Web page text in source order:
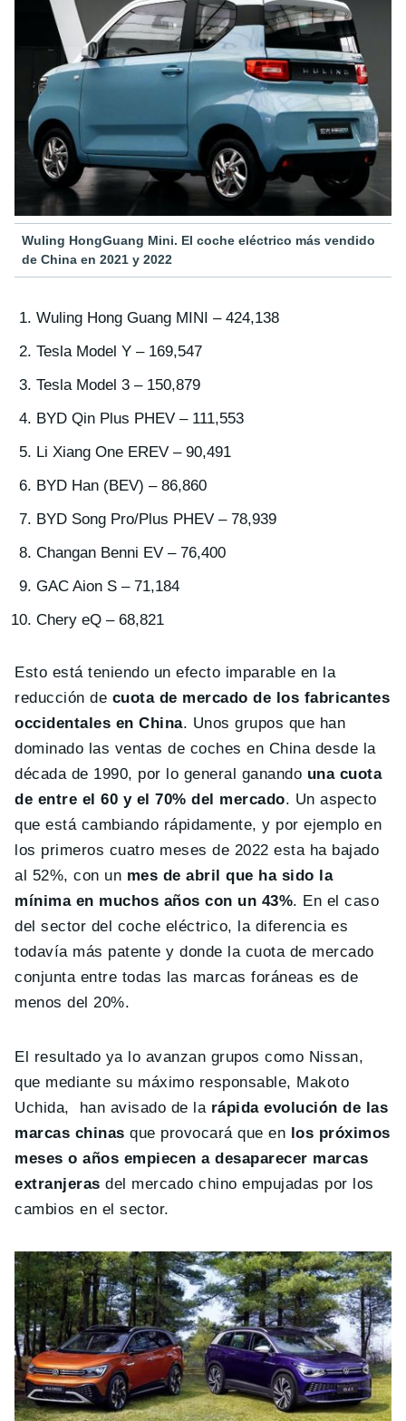
Wuling HongGuang Mini. El coche eléctrico más vendido
de China en 2021 y 2022
Wuling Hong Guang MINI – 424,138
Tesla Model Y – 169,547
Tesla Model 3 – 150,879
BYD Qin Plus PHEV – 111,553
Li Xiang One EREV – 90,491
BYD Han (BEV) – 86,860
BYD Song Pro/Plus PHEV – 78,939
Changan Benni EV – 76,400
GAC Aion S – 71,184
Chery eQ – 68,821
Esto está teniendo un efecto imparable en la
reducción de cuota de mercado de los fabricantes
occidentales en China. Unos grupos que han
dominado las ventas de coches en China desde la
década de 1990, por lo general ganando una cuota
de entre el 60 y el 70% del mercado. Un aspecto
que está cambiando rápidamente, y por ejemplo en
los primeros cuatro meses de 2022 esta ha bajado
al 52%, con un mes de abril que ha sido la
mínima en muchos años con un 43%. En el caso
del sector del coche eléctrico, la diferencia es
todavía más patente y donde la cuota de mercado
conjunta entre todas las marcas foráneas es de
menos del 20%.
El resultado ya lo avanzan grupos como Nissan,
que mediante su máximo responsable, Makoto
Uchida, han avisado de la rápida evolución de las
marcas chinas que provocará que en los próximos
meses o años empiecen a desaparecer marcas
extranjeras del mercado chino empujadas por los
cambios en el sector.